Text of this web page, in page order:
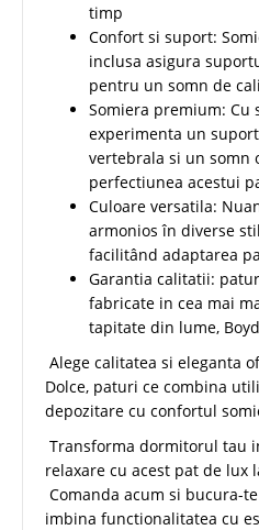
timp
Confort si suport:
inclusa asigura
pentru un somn de
Somiera premium: Cu
experimenta un
vertebrala si un somn
perfectiunea acestui
Culoare versatila:
armonios în diverse
facilitând adaptarea
Garantia calitatii:
fabricate in cea mai
tapitate din lume,
Alege calitatea si eleganta
Dolce, paturi ce combina
depozitare cu confortul
Transforma dormitorul tau
relaxare cu acest pat de lux
Comanda acum si bucura-
imbina functionalitatea cu